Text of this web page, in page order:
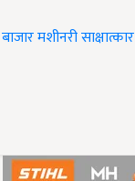
बाजारमशीनरीसाक्षात्कार